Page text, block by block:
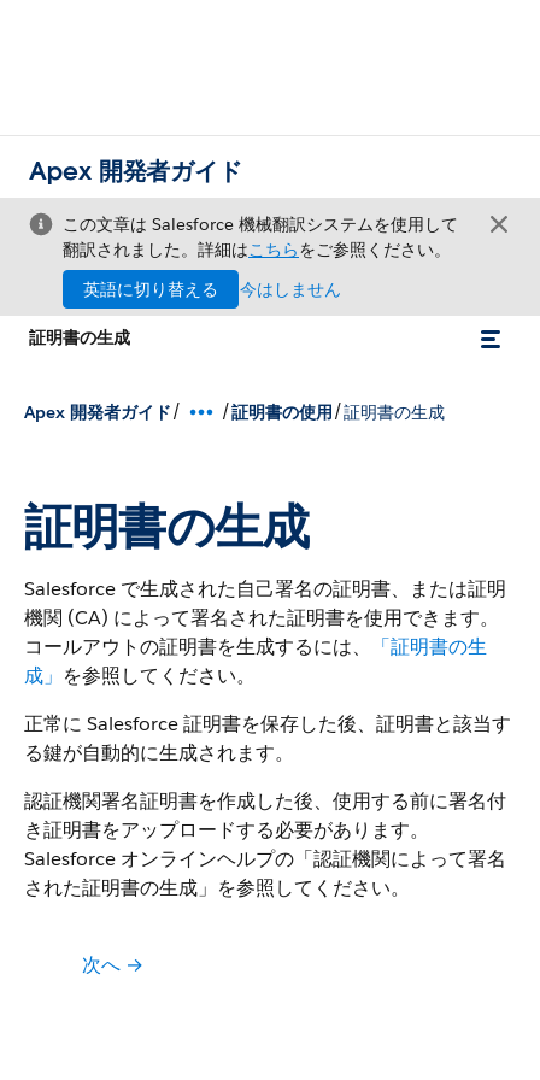
Apex 開発者ガイド
この文章は Salesforce 機械翻訳システムを使用して
翻訳されました。詳細はこちらをご参照ください。
英語に切り替える
今はしません
証明書の生成
Apex 開発者ガイド/ /証明書の使用/証明書の生成
証明書の生成
Salesforce で生成された自己署名の証明書、または証明
機関 (CA) によって署名された証明書を使用できます。
コールアウトの証明書を生成するには、
「証明書の生
成」 を参照してください。
正常に Salesforce 証明書を保存した後、証明書と該当す
る鍵が自動的に生成されます。
認証機関署名証明書を作成した後、使用する前に署名付
き証明書をアップロードする必要があります。
Salesforce オンラインヘルプの「認証機関によって署名
された証明書の生成」を参照してください。
次へ →